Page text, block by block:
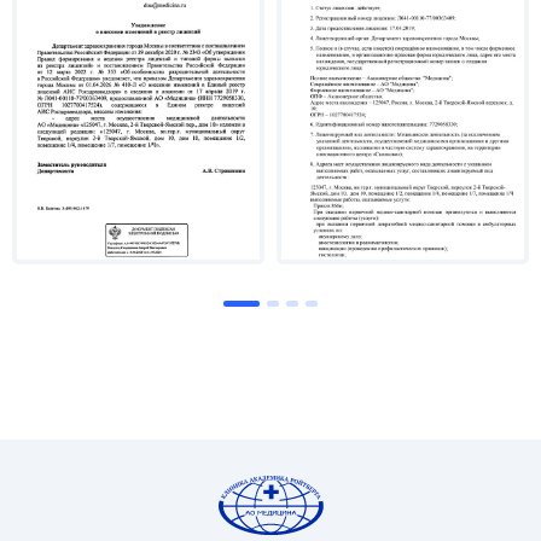
учреждении Нижегородская государственная
медицинская академия по специальности
«Педиатрия».
2004 г. - Повышение квалификации в Санкт-
Петербургской Академии ЛИМТУ по
направлению «Управление лечебно-
профилактическими учреждениями».
2005 г. - Повышение квалификации по
государственный университет по программе
университет по программе «Общественное
здоровье и организация здравоохранение».